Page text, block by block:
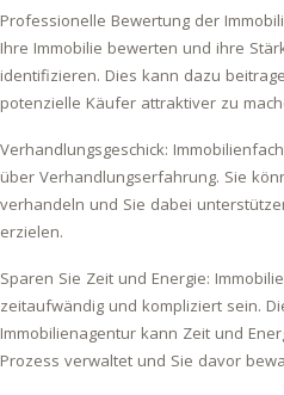
Professionelle Bewertung der
Ihre Immobilie bewerten und ihre
identifizieren. Dies kann dazu
potenzielle Käufer attraktiver zu
Verhandlungsgeschick:
über Verhandlungserfahrung. Sie
verhandeln und Sie dabei
erzielen.
Sparen Sie Zeit und Energie:
zeitaufwändig und kompliziert sein.
Immobilienagentur kann Zeit und
Prozess verwaltet und Sie davor